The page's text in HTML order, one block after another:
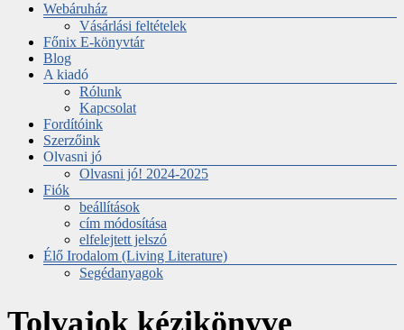
Webáruház
Vásárlási feltételek
Főnix E-könyvtár
Blog
A kiadó
Rólunk
Kapcsolat
Fordítóink
Szerzőink
Olvasni jó
Olvasni jó! 2024-2025
Fiók
beállítások
cím módosítása
elfelejtett jelszó
Élő Irodalom (Living Literature)
Segédanyagok
Tolvajok kézikönyve